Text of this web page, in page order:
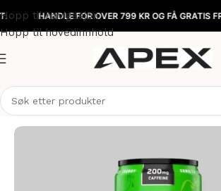
HANDLE FOR OVER 799 KR OG FÅ GRATIS FRAKT.
Hopp til navigasjon
Hopp til hovedinnhold
Matvarer